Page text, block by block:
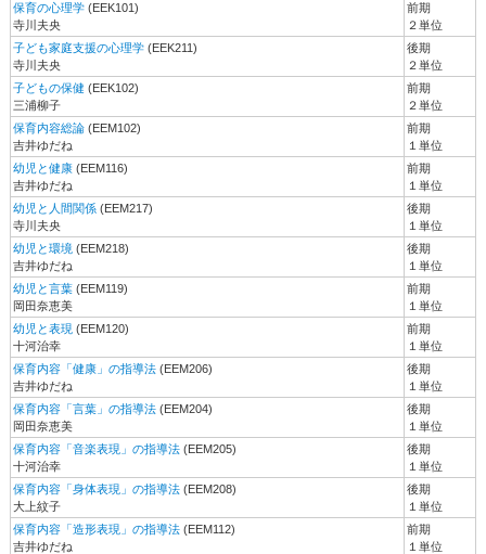
保育の心理学(EEK101)
寺川夫央
前期
２単位
子ども家庭支援の心理学(EEK211)
寺川夫央
後期
２単位
子どもの保健 (EEK102)
三浦柳子
前期
２単位
保育内容総論(EEM102)
吉井ゆだね
前期
１単位
幼児と健康(EEM116)
吉井ゆだね
前期
１単位
幼児と人間関係(EEM217)
寺川夫央
後期
１単位
幼児と環境 (EEM218)
吉井ゆだね
後期
１単位
幼児と言葉(EEM119)
岡田奈恵美
前期
１単位
幼児と表現 (EEM120)
十河治幸
前期
１単位
保育内容「健康」の指導法(EEM206)
吉井ゆだね
後期
１単位
保育内容「言葉」の指導法(EEM204)
岡田奈恵美
後期
１単位
保育内容「音楽表現」の指導法(EEM205)
十河治幸
後期
１単位
保育内容「身体表現」の指導法(EEM208)
大上紋子
後期
１単位
保育内容「造形表現」の指導法(EEM112)
吉井ゆだね
前期
１単位